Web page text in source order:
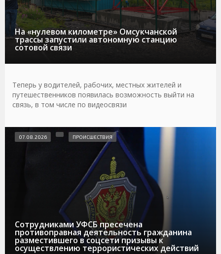
На «нулевом километре» Омсукчанской
трассы запустили автономную станцию
сотовой связи
Теперь у водителей, рабочих, местных жителей и
путешественников появилась возможность выйти на
связь, в том числе по видеосвязи
Сотрудниками УФСБ пресечена
противоправная деятельность гражданина
разместившего в соцсети призывы к
осуществлению террористических действий
07.08.2026 ПРОИСШЕСТВИЯ